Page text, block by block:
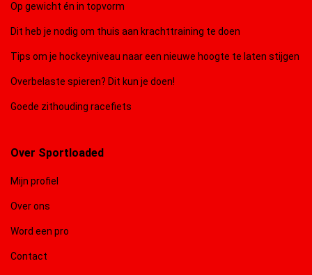
Op gewicht én in topvorm
Dit heb je nodig om thuis aan krachttraining te doen
Tips om je hockeyniveau naar een nieuwe hoogte te laten stijgen
Overbelaste spieren? Dit kun je doen!
Goede zithouding racefiets
Over Sportloaded
Mijn profiel
Over ons
Word een pro
Contact